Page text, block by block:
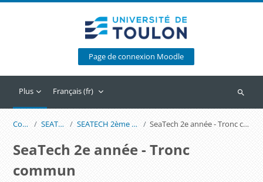
Page de connexion Moodle
Plus Français ‎(fr)‎
Cours SEATECH SEATECH 2ème année SeaTech 2e année - Tronc commun
SeaTech 2e année - Tronc
commun